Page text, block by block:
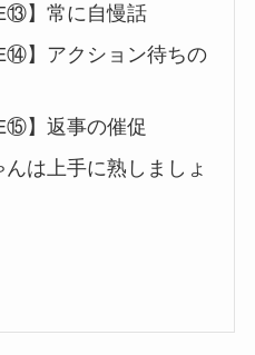
】常に自慢話
】アクション待ちの
】返事の催促
は上手に熟しましょ